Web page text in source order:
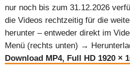
nur noch bis zum 31.12.2026
die Videos rechtzeitig für die
herunter – entweder direkt im
Menü (rechts unten) →
Download MP4, Full HD 1920 ×